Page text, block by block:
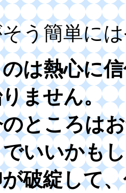
う簡単に
は熱心に
ません。
ところは
いいかも
破綻して